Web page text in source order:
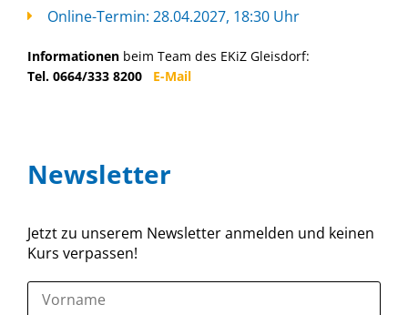
Newsletter
Jetzt zu unserem Newsletter anmelden und keinen
Kurs verpassen!
Online-Termin: 28.04.2027, 18:30 Uhr
Informationen beim Team des EKiZ Gleisdorf:
Tel. 0664/333 8200 E-Mail